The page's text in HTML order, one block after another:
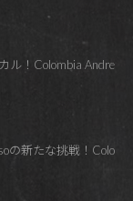
ル！Colombia Andre
の新たな挑戦！Colo